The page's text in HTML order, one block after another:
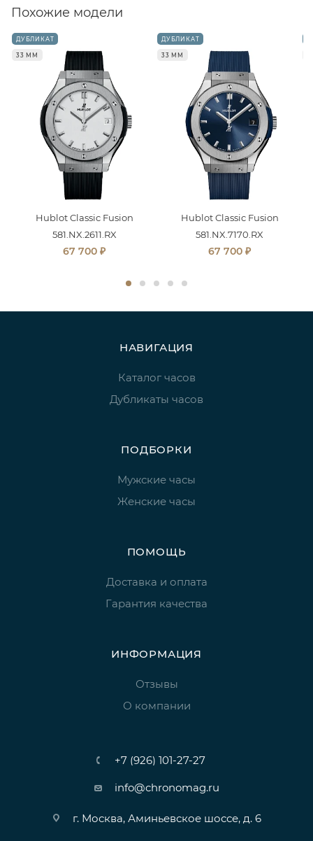
Похожие модели
ДУБЛИКАТ
33 ММ
Hublot Classic Fusion
581.NX.2611.RX
67 700 ₽
ДУБЛИКАТ
33 ММ
Hublot Classic Fusion
581.NX.7170.RX
67 700 ₽
НАВИГАЦИЯ
Каталог часов
Дубликаты часов
ПОДБОРКИ
Мужские часы
Женские часы
ПОМОЩЬ
Доставка и оплата
Гарантия качества
ИНФОРМАЦИЯ
Отзывы
О компании
+7 (926) 101-27-27
info@chronomag.ru
г. Москва, Аминьевское шоссе, д. 6